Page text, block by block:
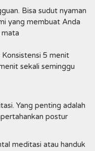
Bisa sudut nyaman
yang membuat Anda
5 menit
sekali seminggu
Yang penting adalah
postur
meditasi atau handuk